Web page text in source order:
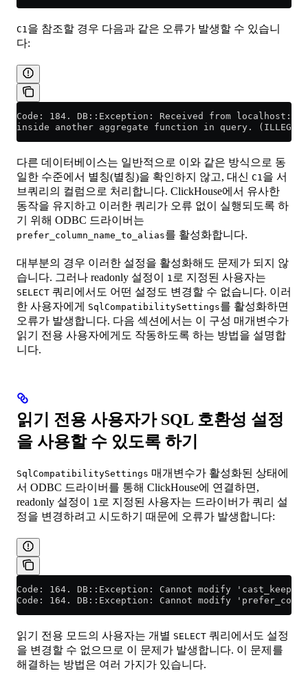
C1을 참조할 경우 다음과 같은 오류가 발생할 수 있습니
다:
Code: 184. DB::Exception: Received from
inside another aggregate function in query.
다른 데이터베이스는 일반적으로 이와 같은 방식으로 동
일한 수준에서 별칭(별칭)을 확인하지 않고, 대신 C1을 서
브쿼리의 컬럼으로 처리합니다. ClickHouse에서 유사한
동작을 유지하고 이러한 쿼리가 오류 없이 실행되도록 하
기 위해 ODBC 드라이버는
prefer_column_name_to_alias를 활성화합니다.
대부분의 경우 이러한 설정을 활성화해도 문제가 되지 않
습니다. 그러나 readonly 설정이
1로 지정된 사용자는
SELECT 쿼리에서도 어떤 설정도 변경할 수 없습니다. 이러
한 사용자에게
SqlCompatibilitySettings를 활성화하면
오류가 발생합니다. 다음 섹션에서는 이 구성 매개변수가
읽기 전용 사용자에게도 작동하도록 하는 방법을 설명합
니다.
읽기 전용 사용자가 SQL 호환성 설정
을 사용할 수 있도록 하기
SqlCompatibilitySettings 매개변수가 활성화된 상태에
서 ODBC 드라이버를 통해 ClickHouse에 연결하면,
readonly 설정이
1로 지정된 사용자는 드라이버가 쿼리 설
정을 변경하려고 시도하기 때문에 오류가 발생합니다:
Code: 164. DB::Exception: Cannot modify
Code: 164. DB::Exception: Cannot modify
읽기 전용 모드의 사용자는 개별 SELECT 쿼리에서도 설정
을 변경할 수 없으므로 이 문제가 발생합니다. 이 문제를
해결하는 방법은 여러 가지가 있습니다.